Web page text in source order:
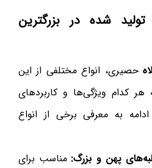
شده در بزرگترین
حصیری، انواع مختلفی از این
کدام ویژگی‌ها و کاربردهای
به معرفی برخی از انواع
پهن و بزرگ: مناسب برای